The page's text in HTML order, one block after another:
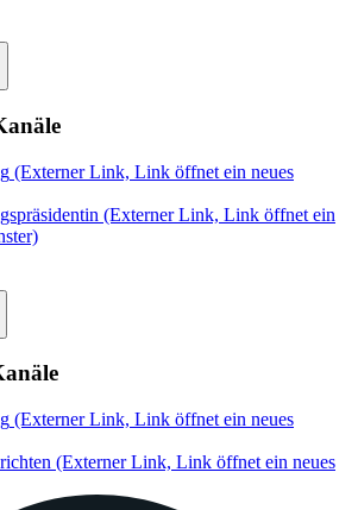
(Externer Link, Link öffnet ein neues
(Externer Link, Link öffnet ein
(Externer Link, Link öffnet ein neues
(Externer Link, Link öffnet ein neues